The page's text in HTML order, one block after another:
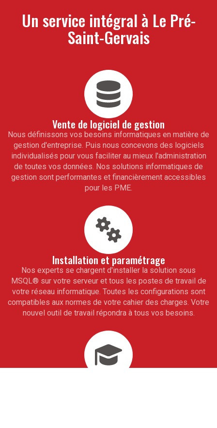
Un service intégral à Le Pré-
Saint-Gervais
Vente de logiciel de gestion
Nous définissons vos besoins informatiques en matière de
gestion d'entreprise. Puis nous concevons des logiciels
individualisés pour vous faciliter au mieux l'administration
de toutes vos données. Nos solutions informatiques de
gestion sont performantes et financièrement accessibles
pour les PME.
Installation et paramétrage
Nos experts se chargent d'installer la solution sous
MSQL® sur votre serveur et tous les postes de travail de
votre réseau informatique. Toutes les configurations sont
compatibles aux normes de votre cahier des charges. Votre
nouvel outil de travail répondra à tous vos besoins.